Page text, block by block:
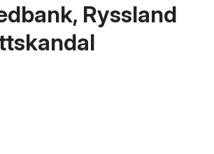
Ryssland